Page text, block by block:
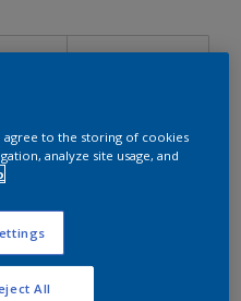
10 L
Bereken
dit product online
in de gaten, we werken
te vullen.
agree to the storing of cookies
analyze site usage, and
All